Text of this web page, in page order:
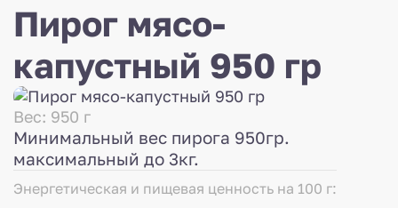
Пирог мясо-
капустный 950 гр
Вес: 950 г
Минимальный вес пирога 950гр.
максимальный до 3кг.
Энергетическая и пищевая ценность на 100 г: